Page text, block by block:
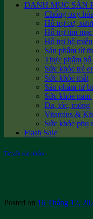
DANH MỤC SẢN
Chống oxy
Hỗ trợ cơ,
Hỗ trợ tim
Hỗ trợ hệ
Sản phẩm từ
Thực phẩm bổ
Sức khỏe trẻ
Sức khỏe mắt
Sản phẩm từ
Sức khỏe nam
Da, tóc, móng
Vitamins &
Sức khỏe phụ
Flash Sale
Tư vấn sản phẩm
Posted on 16 Tháng 12,